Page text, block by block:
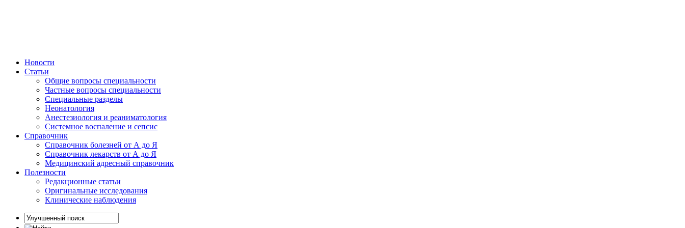
Новости
Статьи
Общие вопросы специальности
Частные вопросы специальности
Специальные разделы
Неонатология
Анестезиология и реаниматология
Системное воспаление и сепсис
Справочник
Справочник болезней от А до Я
Справочник лекарств от А до Я
Медицинский адресный справочник
Полезности
Редакционные статьи
Оригинальные исследования
Клинические наблюдения